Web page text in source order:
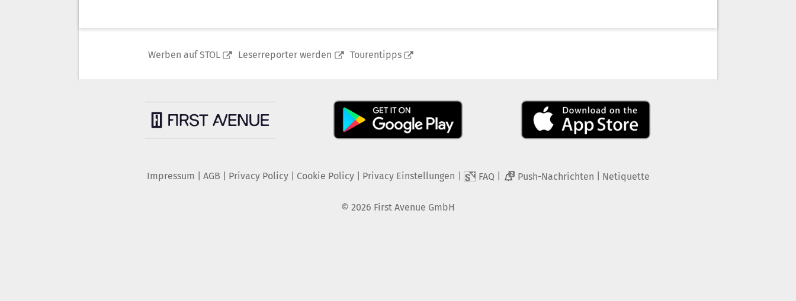
Werben auf STOL Leserreporter werden Tourentipps
Impressum AGB Privacy Policy| Cookie Policy| Privacy Einstellungen FAQ 2 Push-Nachrichten Netiquette
© 2026 First Avenue GmbH